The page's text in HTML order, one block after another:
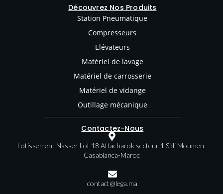
Découvrez Nos Produits
Station Pneumatique
Compresseurs
Elévateurs
Matériel de lavage
Matériel de carrosserie
Matériel de vidange
Outillage mécanique
Contactez-Nous
Lotissement Nasser Lot 18 Attacharok secteur 1 Sidi Moumen-
Casablanca-Maroc
contact@lega.ma